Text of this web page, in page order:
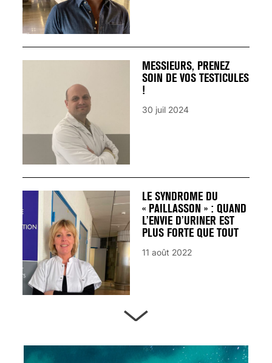
MESSIEURS, PRENEZ
SOIN DE VOS TESTICULES
!
30 juil 2024
LE SYNDROME DU
« PAILLASSON » : QUAND
L’ENVIE D’URINER EST
PLUS FORTE QUE TOUT
11 août 2022
13 août 2024